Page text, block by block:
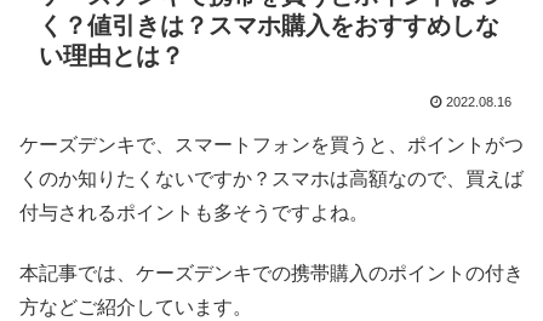
く？値引きは？スマホ購入をおすすめしな
い理由とは？
2022.08.16
ケーズデンキで、スマートフォンを買うと、ポイントがつ
くのか知りたくないですか？スマホは高額なので、買えば
付与されるポイントも多そうですよね。
本記事では、ケーズデンキでの携帯購入のポイントの付き
方などご紹介しています。